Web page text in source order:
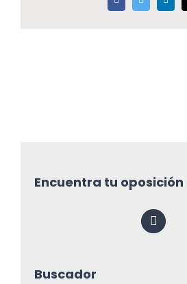
Encuentra tu oposición
Buscador